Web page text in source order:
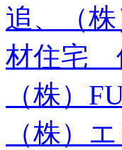
追、（
材住宅
（株）
（株）